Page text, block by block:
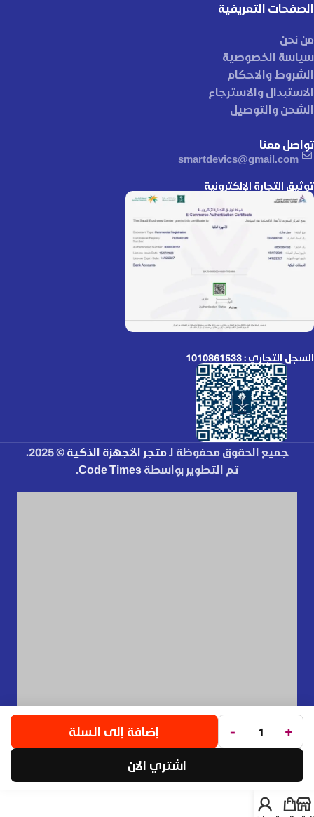
الصفحات التعريفية
من نحن
سياسة الخصوصية
الشروط والاحكام
الاستبدال والاسترجاع
الشحن والتوصيل
تواصل معنا
smartdevics@gmail.com
توثيق التجارة الإلكترونية
السجل التجاري : 1010861533
جميع الحقوق محفوظة لـمتجر الأجهزة الذكية © 2025.
تم التطوير بواسطة Code Times
.
+
- إضافة إلى السلة
اشتري الان